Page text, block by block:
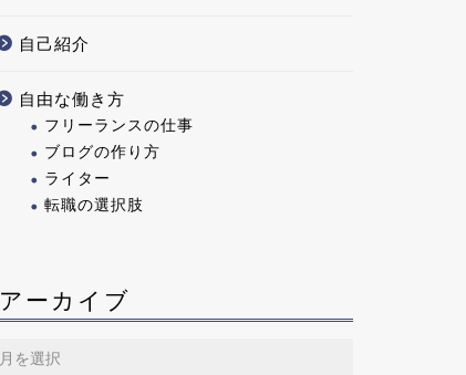
自己紹介
自由な働き方
フリーランスの仕事
ブログの作り方
ライター
転職の選択肢
アーカイブ